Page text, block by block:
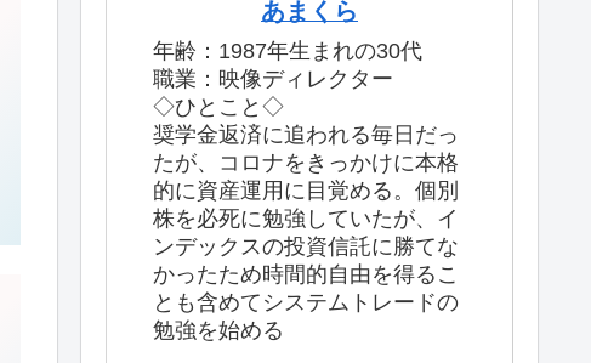
あまくら
年齢：1987年生まれの30代
職業：映像ディレクター
◇ひとこと◇
奨学金返済に追われる毎日だっ
たが、コロナをきっかけに本格
的に資産運用に目覚める。個別
株を必死に勉強していたが、イ
ンデックスの投資信託に勝てな
かったため時間的自由を得るこ
とも含めてシステムトレードの
勉強を始める